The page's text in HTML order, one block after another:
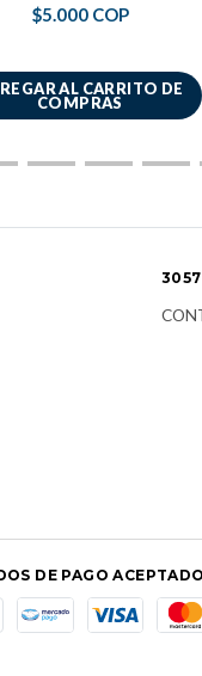
$5.000 COP
AL CARRITO DE
COMPRAS
DE PAGO